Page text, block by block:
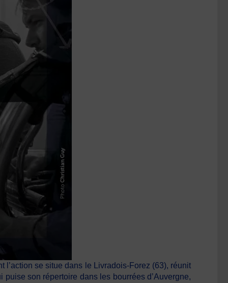
l’action se situe dans le Livradois-Forez (63), réunit
son répertoire dans les bourrées d’Auvergne,